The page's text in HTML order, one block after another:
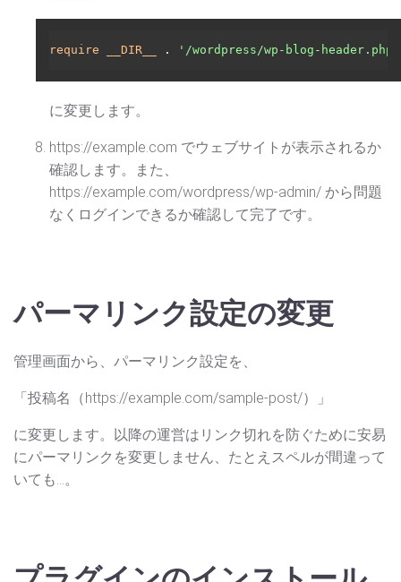
require __DIR__ . '/wordpress/wp-blog-header.php'
に変更します。
https://example.com でウェブサイトが表示されるか
確認します。また、
https://example.com/wordpress/wp-admin/ から問題
なくログインできるか確認して完了です。
パーマリンク設定の変更
管理画面から、パーマリンク設定を、
「投稿名（https://example.com/sample-post/）」
に変更します。以降の運営はリンク切れを防ぐために安易
にパーマリンクを変更しません、たとえスペルが間違って
いても…。